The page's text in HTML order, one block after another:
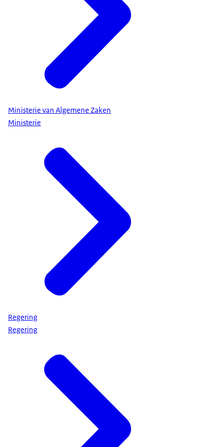
het in tijden van een krappe arbeidsmarkt gunstig
is als mensen zo snel mogelijk aan het werk
Daarnaast hebben we vandaag besloten dat
studenten die tussen 2015 en 2023 studeerden
zonder dat ze een basisbeurs ontvingen, nogmaals
groep is het wrang dat de basisbeurs zo kort na
afschaffing weer terugkwam. Het is goed dat we
Dan over volgende week. Ik ben dan in Helsinki bij
de bijeenkomst van de
het militaire samenwerkingsverband van een
tiental landen dat snel en flexibel kan optreden bij
veiligheidsdreigingen. In Helsinki staat natuurlijk
de Russische oorlog in Oekraïne centraal op de
agenda. Door de crisis en oorlog in het Midden-
Oosten lijkt de oorlog in Oekraïne wat op de
achtergrond gedrongen. Maar helaas wordt er aan
het front nog steeds hevig gevochten, naast de
Russische aanvallen op burgers en ook op energie-
infrastructuur in Oekraïne. Oekraïne verdient ook
op Rusland maximaal blijven opvoeren om deze
oorlog te beëindigen. Dat is de boodschap die we
zullen uitdragen.
Ministerie van Algemene Zaken
Ministerie
Regering
Regering